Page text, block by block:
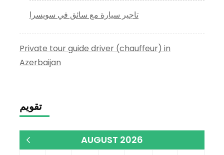
تاجير سيارة مع سائق في سويسرا
Private tour guide driver (chauffeur) in
Azerbaijan
تقويم
AUGUST 2026